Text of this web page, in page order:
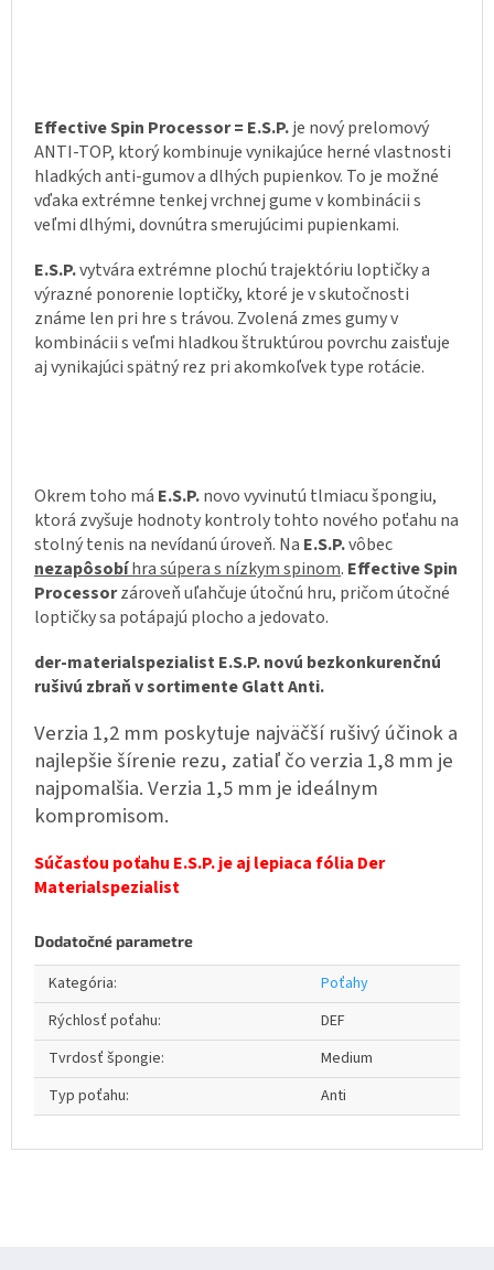
Effective Spin Processor = E.S.P.je nový prelomový
ANTI-TOP, ktorý kombinuje vynikajúce herné vlastnosti
hladkých anti-gumov a dlhých pupienkov. To je možné
vďaka extrémne tenkej vrchnej gume v kombinácii s
veľmi dlhými, dovnútra smerujúcimi pupienkami.
E.S.P.vytvára extrémne plochú trajektóriu loptičky a
výrazné ponorenie loptičky, ktoré je v skutočnosti
známe len pri hre s trávou. Zvolená zmes gumy v
kombinácii s veľmi hladkou štruktúrou povrchu zaisťuje
aj vynikajúci spätný rez pri akomkoľvek type rotácie.
Okrem toho má E.S.P.novo vyvinutú tlmiacu špongiu,
ktorá zvyšuje hodnoty kontroly tohto nového poťahu na
stolný tenis na nevídanú úroveň. Na E.S.P.vôbec
nezapôsobíhra súpera s nízkym spinom. Effective Spin
Processorzároveň uľahčuje útočnú hru, pričom útočné
loptičky sa potápajú plocho a jedovato.
der-materialspezialist E.S.P. novú bezkonkurenčnú
rušivú zbraň v sortimente Glatt Anti.
Verzia 1,2 mm poskytuje najväčší rušivý účinok a
najlepšie šírenie rezu, zatiaľ čo verzia 1,8 mm je
najpomalšia. Verzia 1,5 mm je ideálnym
kompromisom.
Súčasťou poťahu E.S.P. je aj lepiaca fólia Der
Materialspezialist
Dodatočné parametre
Kategória:
Poťahy
Rýchlosť poťahu:
DEF
Tvrdosť špongie:
Medium
Typ poťahu: Anti